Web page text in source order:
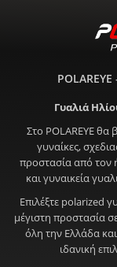
Γυαλιά
Στο POLAREYE θα
γυναίκες,
προστασία από τον
και γυναικεία
Επιλέξτε polarized
μέγιστη προστασία
όλη την Ελλάδα
ιδανική